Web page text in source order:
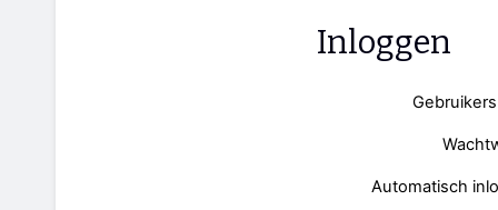
Inloggen
Automatisch